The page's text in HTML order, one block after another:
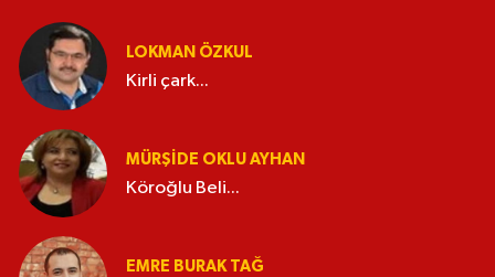
LOKMAN ÖZKUL
Kirli çark...
MÜRŞIDE OKLU AYHAN
Köroğlu Beli...
EMRE BURAK TAĞ